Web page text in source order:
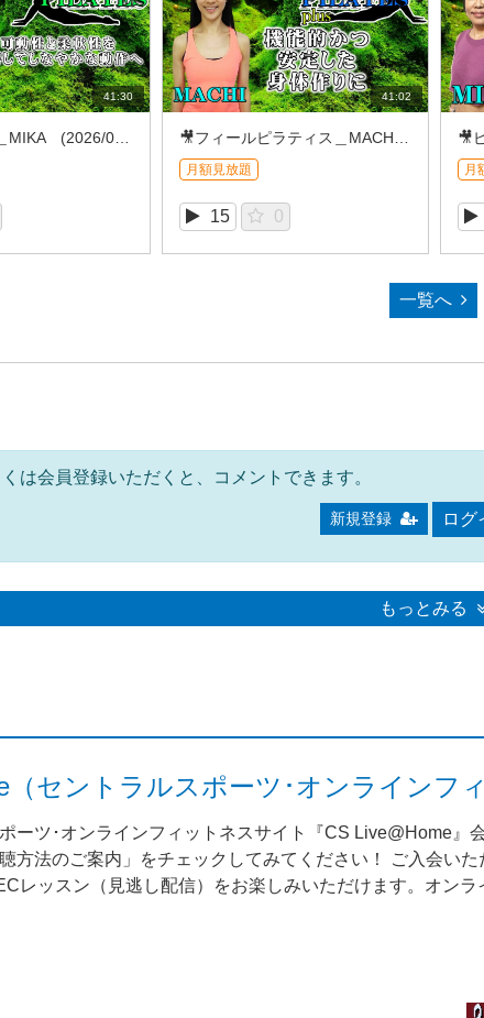
41:30 41:02
月額見放題
15 0
月
一覧へ
は会員登録いただくと、コメントできます。
新規登録 ログ
もっとみる
（セントラルスポーツ･オンラインフ
ーツ･オンラインフィットネスサイト『CS Live@Home
方法のご案内」をチェックしてみてください！ ご入会い
レッスン（見逃し配信）をお楽しみいただけます。オン